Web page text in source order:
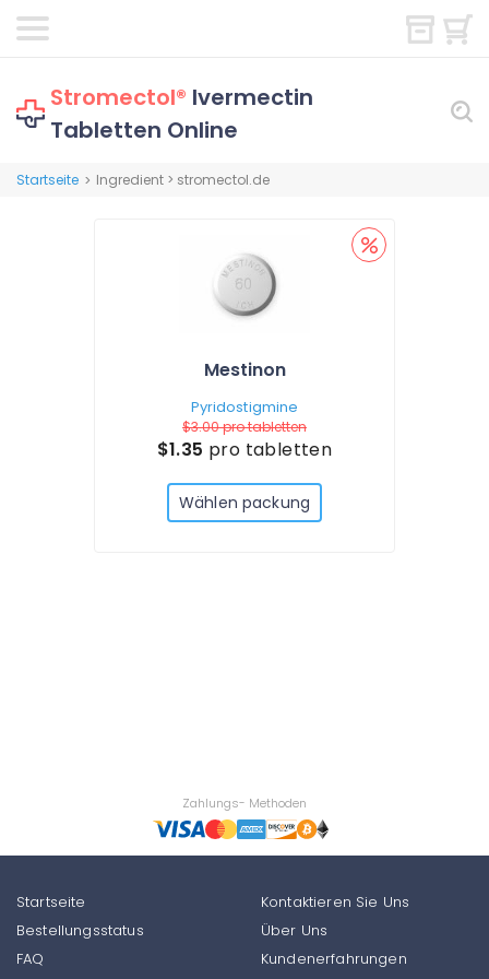
Stromectol® Ivermectin
Tabletten Online
Startseite > Ingredient > stromectol.de
Mestinon
Pyridostigmine
$3.00pro tabletten
$1.35 pro tabletten
Wählen packung
Zahlungs- Methoden
Startseite
Bestellungsstatus
FAQ
Kontaktieren Sie Uns
Über Uns
Kundenerfahrungen